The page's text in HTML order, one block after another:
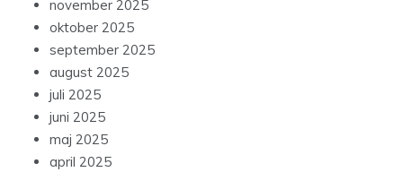
november 2025
oktober 2025
september 2025
august 2025
juli 2025
juni 2025
maj 2025
april 2025